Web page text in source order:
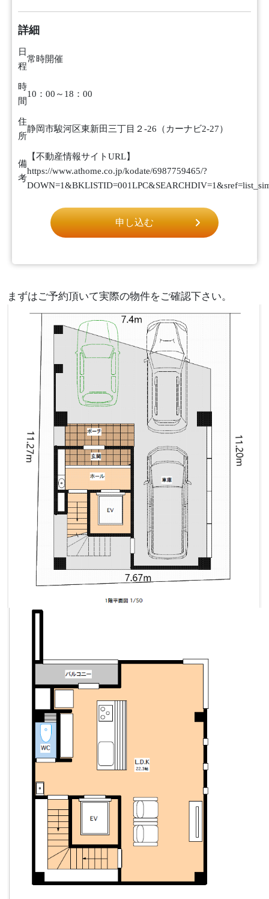
詳細
日
程
常時開催
時
間
10：00～18：00
住
所
静岡市駿河区東新田三丁目２‐26（カーナビ2‐27）
備
考
【不動産情報サイトURL】
https://www.athome.co.jp/kodate/6987759465/?
申し込む
まずはご予約頂いて実際の物件をご確認下さい。